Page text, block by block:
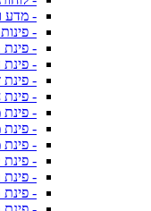
- מדע
-
- פינת
- פינת
- פינת
- פינת
-
-
- פינת
-
- פינת
-